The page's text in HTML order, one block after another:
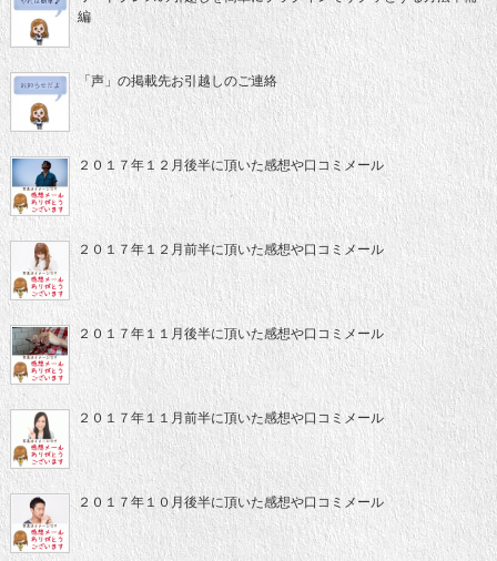
編
「声」の掲載先お引越しのご連絡
２０１７年１２月後半に頂いた感想や口コミメール
２０１７年１２月前半に頂いた感想や口コミメール
２０１７年１１月後半に頂いた感想や口コミメール
２０１７年１１月前半に頂いた感想や口コミメール
２０１７年１０月後半に頂いた感想や口コミメール